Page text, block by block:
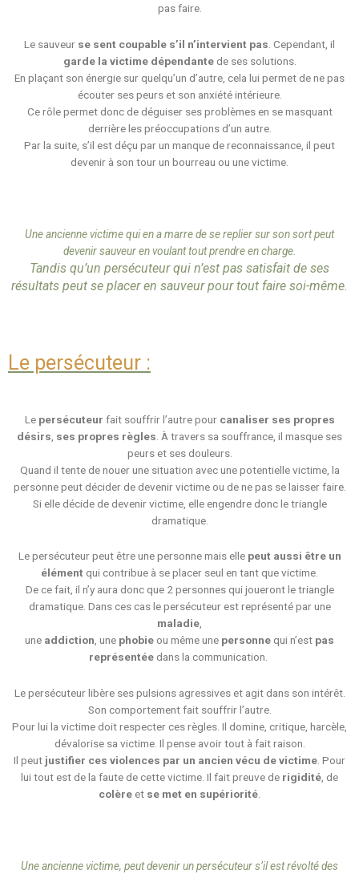
pas faire.
Le sauveur se sent coupable s’il n’intervient pas . Cependant, il
garde la victime dépendantede ses solutions.
En plaçant son énergie sur quelqu’un d’autre, cela lui permet de ne pas
écouter ses peurs et son anxiété intérieure.
Ce rôle permet donc de déguiser ses problèmes en se masquant
derrière les préoccupations d’un autre.
Par la suite, s’il est déçu par un manque de reconnaissance, il peut
devenir à son tour un bourreau ou une victime.
Une ancienne victime qui en a marre de se replier sur son sort peut
devenir sauveur en voulant tout prendre en charge.
Tandis qu’un persécuteur qui n’est pas satisfait de ses
résultats peut se placer en sauveur pour tout faire soi-même.
Le persécuteur :
Le persécuteur fait souffrir l’autre pour canaliser ses propres
désirs ses propres règles . À travers sa souffrance, il masque ses
peurs et ses douleurs.
Quand il tente de nouer une situation avec une potentielle victime, la
personne peut décider de devenir victime ou de ne pas se laisser faire.
Si elle décide de devenir victime, elle engendre donc le triangle
dramatique.
Le persécuteur peut être une personne mais elle peut aussi être un
élémentqui contribue à se placer seul en tant que victime.
De ce fait, il n’y aura donc que 2 personnes qui joueront le triangle
dramatique. Dans ces cas le persécuteur est représenté par une
maladie,
une addiction, une phobieou même une personnequi n’est pas
représentéedans la communication.
Le persécuteur libère ses pulsions agressives et agit dans son intérêt.
Son comportement fait souffrir l’autre.
Pour lui la victime doit respecter ces règles. Il domine, critique, harcèle,
dévalorise sa victime. Il pense avoir tout à fait raison.
Il peut justifier ces violences par un ancien vécu de victime. Pour
lui tout est de la faute de cette victime. Il fait preuve de rigidité, de
colèreet se met en supériorité.
Une ancienne victime, peut devenir un persécuteur s’il est révolté des